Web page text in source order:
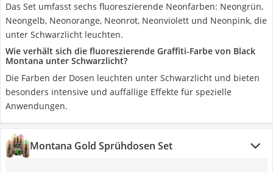
Das Set umfasst sechs fluoreszierende Neonfarben: Neongrün,
Neongelb, Neonorange, Neonrot, Neonviolett und Neonpink, die
unter Schwarzlicht leuchten.
Wie verhält sich die fluoreszierende Graffiti-Farbe von Black
Montana unter Schwarzlicht?
Die Farben der Dosen leuchten unter Schwarzlicht und bieten
besonders intensive und auffällige Effekte für spezielle
Anwendungen.
Montana Gold Sprühdosen Set